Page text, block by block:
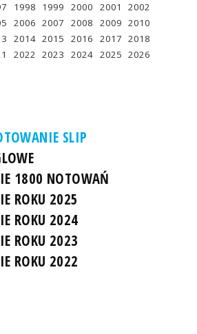
1998 1999 2000 2001
2002
2006 2007 2008 2009 2010
2014 2015 2016 2017 2018
2022 2023 2024 2025 2026
SLIP
1800 NOTOWAŃ
ROKU 2025
ROKU 2024
ROKU 2023
ROKU 2022